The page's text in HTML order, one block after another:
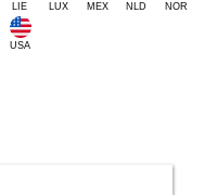
LIE LUX MEX NLD NOR
USA